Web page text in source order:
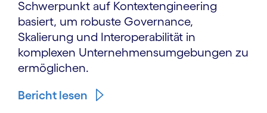
Schwerpunkt auf Kontextengineering
basiert, um robuste Governance,
Skalierung und Interoperabilität in
komplexen Unternehmensumgebungen zu
ermöglichen.
Bericht lesen